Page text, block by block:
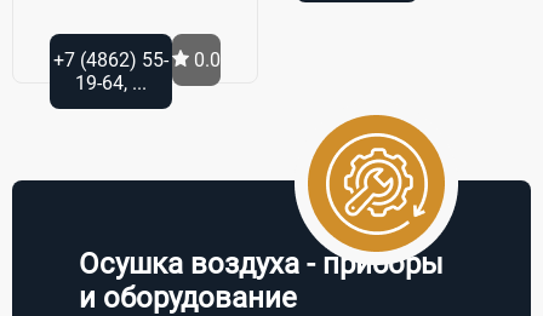
+7 (4862) 55-
19-64, ...
0.0
Осушка воздуха - приборы
и оборудование